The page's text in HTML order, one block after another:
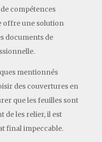
compétences
offre une solution
documents de
mentionnés
des couvertures en
que les feuilles sont
de les relier, il est
final impeccable.